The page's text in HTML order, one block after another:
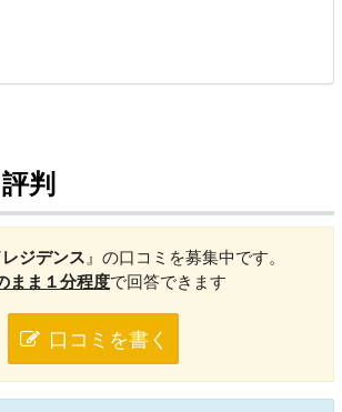
判
ジデンス 』の口コミを募集中です。
まま１分程度で回答できます
口コミを書く